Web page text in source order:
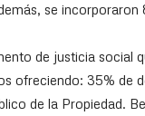
se incorporaron
de justicia social
ofreciendo: 35% de
de la Propiedad.